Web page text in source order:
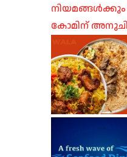
നിയമങ്ങൾക്കും
കോമിന്